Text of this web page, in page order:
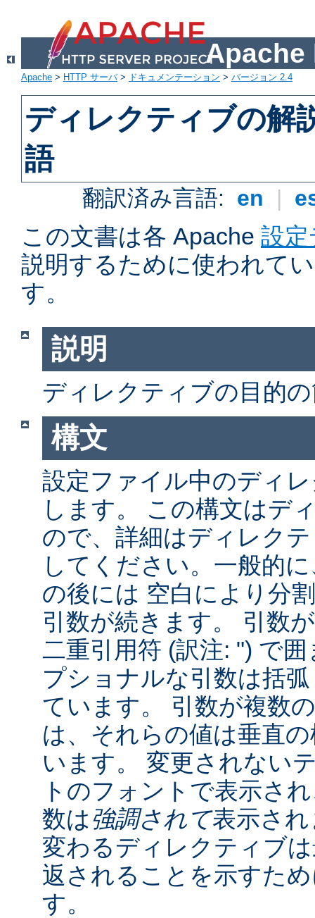
Apache
Apache > HTTP サーバ> ドキュメンテーション > バージョン 2.4
ディレクティブの解
語
翻訳済み言語: en |
この文書は各 Apache 設
説明するために使われて
す。
説明
ディレクティブの目的
構文
設定ファイル中のディ
します。 この構文はデ
ので、詳細はディレク
してください。一般的
の後には 空白により分
引数が続きます。 引数
二重引用符 (訳注: ") で
プショナルな引数は括
ています。 引数が複数
は、それらの値は垂直
います。 変更されない
トのフォントで表示さ
数は強調されて表示さ
変わるディレクティブ
返されることを示すた
す。